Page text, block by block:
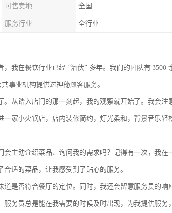
可售卖地 全国
服务行业 全行业
，我在餐饮行业已经 “潜伏” 多年。我们的团队有 3500
事业机构提供过神秘顾客服务。
从踏入店门的那一刻起，我的观察就开始了。我会注
家小火锅店，店内装修简约，灯光柔和，背景音乐轻
主动介绍菜品、询问我的需求吗？记得有一次，我在
适的菜品，让我感受到了贴心的服务。
是否符合餐厅的定位。同时，我还会留意服务员的响
务员总是能在我需要的时候及时出现，为我提供服务